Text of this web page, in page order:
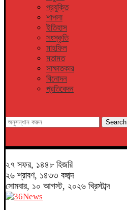
প্রযুক্তি
শাপলা
ইতিহাস
সংস্কৃতি
মাহফিল
মতামত
সাক্ষাতকার
বিনোদন
প্রতিবেদন
Search
২৭ সফর, ১৪৪৮ হিজরি
২৬ শ্রাবণ, ১৪৩৩ বঙ্গাব্দ
সোমবার, ১০ আগস্ট, ২০২৬ খ্রিস্টাব্দ